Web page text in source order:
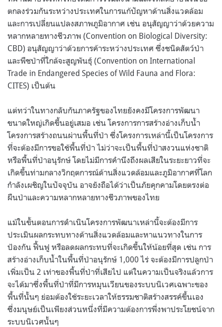
ตกลงร่วมกันระหว่างประเทศในการแก้ปัญหาด้านสิ่งแวดล้อม
และการเปลี่ยนแปลงสภาพภูมิอากาศ เช่น อนุสัญญาว่าด้วยความ
หลากหลายทางชีวภาพ (Convention on Biological Diversity:
CBD) อนุสัญญาว่าด้วยการค้าระหว่างประเทศ ซึ่งชนิดสัตว์ป่า
และพืชป่าที่ใกล้จะสูญพันธุ์ (Convention on International
Trade in Endangered Species of Wild Fauna and Flora:
CITES) เป็นต้น
แต่ทว่าในทางกลับกันภาครัฐของไทยยังคงมีโครงการพัฒนา
ขนาดใหญ่เกิดขึ้นอยู่เสมอ เช่น โครงการการสร้างอ่างเก็บน้ำ
โครงการสร้างถนนผ่านพื้นที่ป่า ซึ่งโครงการเหล่านี้เป็นโครงการ
ที่จะต้องมีการขอใช้พื้นที่ป่า ไม่ว่าจะเป็นพื้นที่ป่าสงวนแห่งชาติ
หรือพื้นที่ป่าอนุรักษ์ โดยไม่มีการคำนึงถึงผลเสียในระยะยาวที่จะ
เกิดขึ้นท่ามกลางวิกฤตการณ์ด้านสิ่งแวดล้อมและภูมิอากาศที่โลก
กำลังเผชิญในปัจจุบัน อาจยังถือได้ว่าเป็นภัยคุกคามโดยตรงต่อ
ผืนป่าและความหลากหลายทางชีวภาพของไทย
แม้ในขั้นตอนการดำเนินโครงการพัฒนาเหล่านี้จะต้องมีการ
ประเมินผลกระทบทางด้านสิ่งแวดล้อมและหาแนวทางในการ
ป้องกัน ฟื้นฟู หรือลดผลกระทบที่จะเกิดขึ้นให้น้อยที่สุด เช่น การ
สร้างอ่างเก็บน้ำในพื้นที่ป่าอนุรักษ์ 1,000 ไร่ จะต้องมีการปลูกป่า
เพิ่มเป็น 2 เท่าของพื้นที่ป่าที่เสียไป แต่ในความเป็นจริงแล้วการ
จะได้มาซึ่งพื้นที่ป่าที่มีการหมุนเวียนของระบบนิเวศเฉพาะของ
พื้นที่นั้นๆ ย่อมต้องใช้ระยะเวลาให้ธรรมชาติสร้างสรรค์ขึ้นเอง
ซึ่งมนุษย์เป็นเพียงส่วนหนึ่งที่มีความต้องการพึ่งพาประโยชน์จาก
ระบบนิเวศนั้นๆ